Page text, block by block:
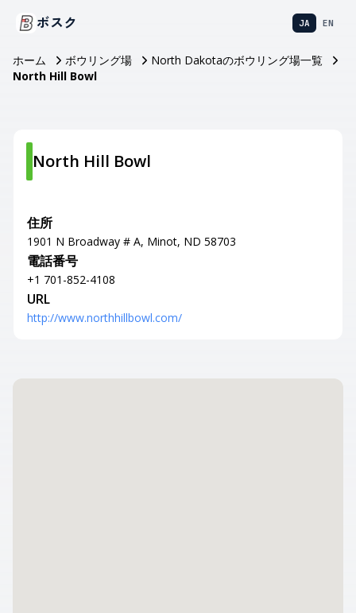
ボスク JA EN
ホーム ボウリング場
North Dakotaのボウリング場一覧
North Hill Bowl
North Hill Bowl
住所
1901 N Broadway # A, Minot, ND 58703
電話番号
+1 701-852-4108
URL
http://www.northhillbowl.com/